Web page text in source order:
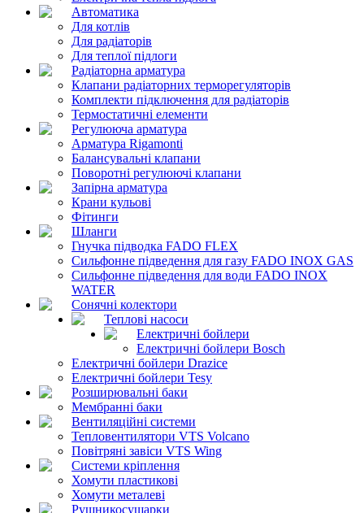
Автоматика
Для котлів
Для радіаторів
Для теплої підлоги
Радіаторна арматура
Клапани радіаторних терморегуляторів
Комплекти підключення для радіаторів
Термостатичні елементи
Регулююча арматура
Арматура Rigamonti
Балансувальні клапани
Поворотні регулюючі клапани
Запірна арматура
Крани кульові
Фітинги
Шланги
Гнучка підводка FADO FLEX
Сильфонне підведення для газу FADO INOX GAS
Сильфонне підведення для води FADO INOX
WATER
Сонячні колектори
Теплові насоси
Електричні бойлери
Електричні бойлери Bosch
Електричні бойлери Drazice
Електричні бойлери Tesy
Розширювальні баки
Мембранні баки
Вентиляційні системи
Тепловентилятори VTS Volcano
Повітряні завіси VTS Wing
Системи кріплення
Хомути пластикові
Хомути металеві
Рушникосушарки